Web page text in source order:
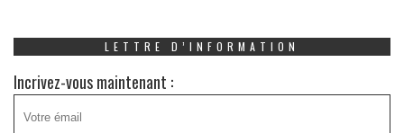
LETTRE D’INFORMATION
Incrivez-vous maintenant :